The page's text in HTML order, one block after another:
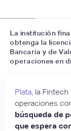
La institución
obtenga la
Bancaria y de
operaciones en
Plata, la
operaciones
búsqueda de
que espera